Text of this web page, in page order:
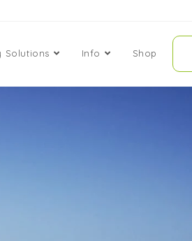
Solutions Info Shop